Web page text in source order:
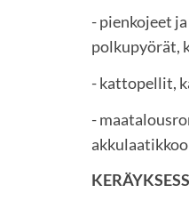
- pienkojeet
polkupyörät,
- kattopellit,
-